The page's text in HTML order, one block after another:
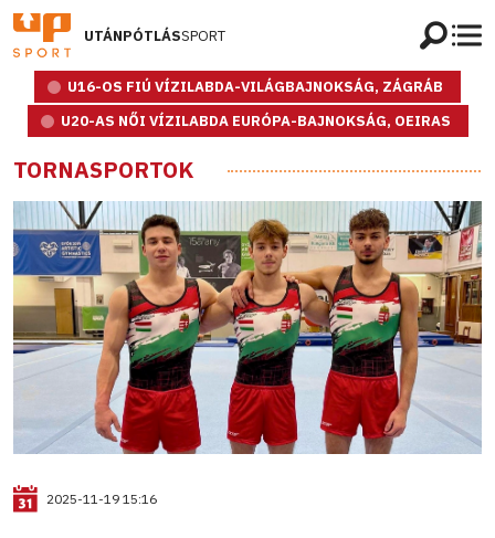
UTÁNPÓTLÁSSPORT
U16-OS FIÚ VÍZILABDA-VILÁGBAJNOKSÁG, ZÁGRÁB
U20-AS NŐI VÍZILABDA EURÓPA-BAJNOKSÁG, OEIRAS
TORNASPORTOK
2025-11-19 15:16